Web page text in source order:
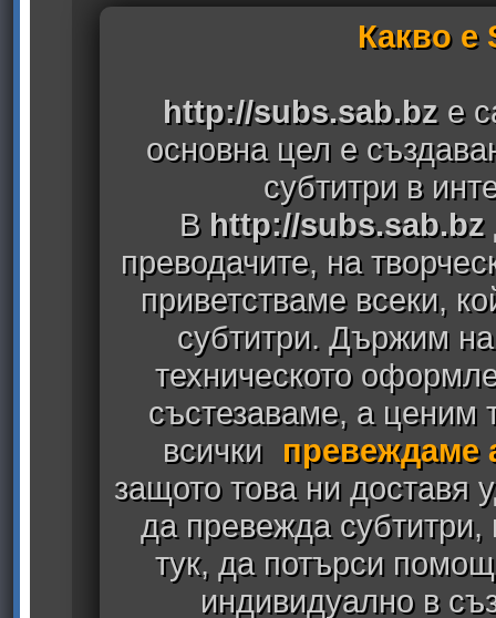
Какво е
http://subs.sab.bz е
основна цел е
субтитри в
В http://subs.sab.bz
преводачите, на
приветстваме всеки,
субтитри. Държим
техническото
състезаваме, а ценим
всички
превеждаме
защото това ни доставя
да превежда
тук, да потърси
индивидуално в